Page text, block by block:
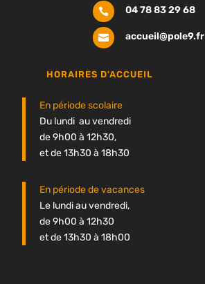
 04 78 83 29 68
 accueil@pole9.fr
HORAIRES D'ACCUEIL
En période scolaire
Du lundi au vendredi
de 9h00 à 12h30,
et de 13h30 à 18h30
En période de vacances
Le lundi au vendredi,
de 9h00 à 12h30
et de 13h30 à 18h00